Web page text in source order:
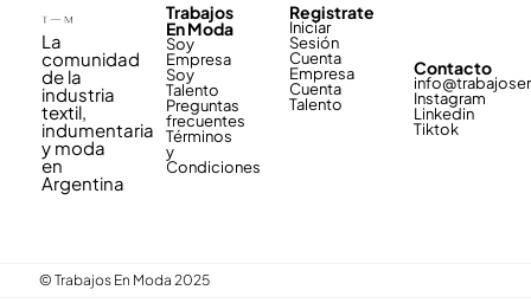
La
comunidad
de la
industria
textil,
indumentaria
y moda
en
Argentina
Trabajos
En Moda
Soy
Empresa
Soy
Talento
Preguntas
frecuentes
Términos
y
Condiciones
Registrate
Iniciar
Sesión
Cuenta
Empresa
Cuenta
Talento
Contacto
Instagram
Linkedin
Tiktok
© Trabajos En Moda 2025